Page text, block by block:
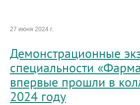
27 июня 2024 г.
Демонстрационные
специальности
впервые прошли в
2024 году